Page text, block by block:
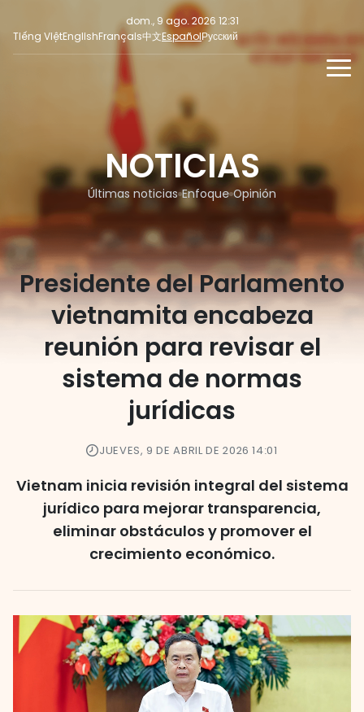
dom., 9 ago. 2026 12:31
Tiếng ViệtEnglishFrançais中文EspañolРусский
Últimas noticias
Enfoque
Opinión
NOTICIAS PARA LA PRENSA
REDES SOCIALESNOTICIAS
Últimas noticias Enfoque Opinión
Presidente del Parlamento
vietnamita encabeza
reunión para revisar el
sistema de normas
jurídicas
JUEVES, 9 DE ABRIL DE 2026 14:01
Vietnam inicia revisión integral del sistema
jurídico para mejorar transparencia,
eliminar obstáculos y promover el
crecimiento económico.